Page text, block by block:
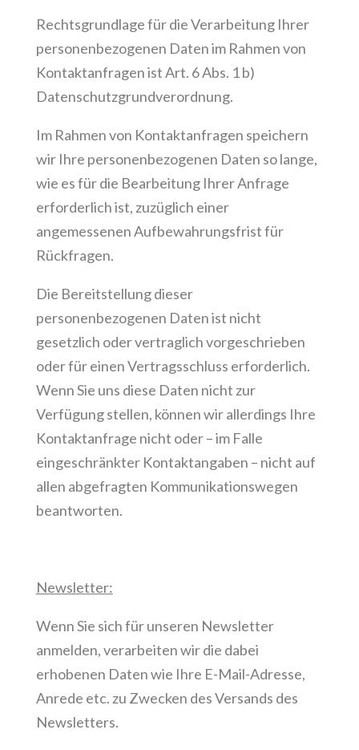
Rechtsgrundlage für die Verarbeitung Ihrer
personenbezogenen Daten im Rahmen von
Kontaktanfragen ist Art. 6 Abs. 1 b)
Datenschutzgrundverordnung.
Im Rahmen von Kontaktanfragen speichern
wir Ihre personenbezogenen Daten so lange,
wie es für die Bearbeitung Ihrer Anfrage
erforderlich ist, zuzüglich einer
angemessenen Aufbewahrungsfrist für
Rückfragen.
Die Bereitstellung dieser
personenbezogenen Daten ist nicht
gesetzlich oder vertraglich vorgeschrieben
oder für einen Vertragsschluss erforderlich.
Wenn Sie uns diese Daten nicht zur
Verfügung stellen, können wir allerdings Ihre
Kontaktanfrage nicht oder – im Falle
eingeschränkter Kontaktangaben – nicht auf
allen abgefragten Kommunikationswegen
beantworten.
Newsletter:
Wenn Sie sich für unseren Newsletter
anmelden, verarbeiten wir die dabei
erhobenen Daten wie Ihre E-Mail-Adresse,
Anrede etc. zu Zwecken des Versands des
Newsletters.